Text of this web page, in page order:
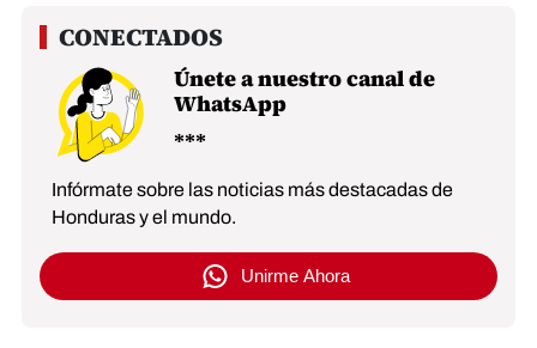
Únete a nuestro canal de
WhatsApp
Infórmate sobre las noticias más destacadas de
Honduras y el mundo.
Unirme Ahora